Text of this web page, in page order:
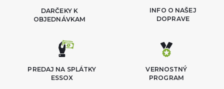
DARČEKY K
OBJEDNÁVKAM
INFO O NAŠEJ
DOPRAVE
VERNOSTNÝ
PROGRAM
PREDAJ NA SPLÁTKY
ESSOX